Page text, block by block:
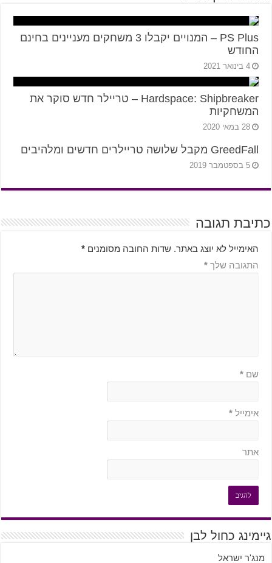
PS Plus – המנויים יקבלו 3 משחקים מעניינים בחינם
החודש
4 בינואר 2021
Hardspace: Shipbreaker – טריילר חדש סוקר את
המשחקיות
28 במאי 2020
GreedFall מקבל שלושה טריילרים חדשים ומלהיבים
5 בספטמבר 2019
כתיבת תגובה
האימייל לא יוצג באתר. שדות החובה מסומנים *
התגובה שלך *
שם *
אימייל *
אתר
גיימינג כחול לבן
מנג'ר ישראל